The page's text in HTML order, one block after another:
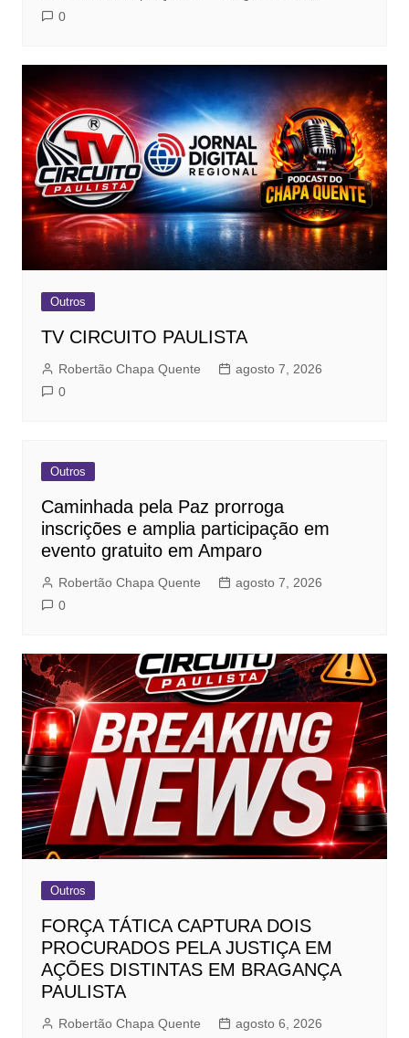
0
Outros
TV CIRCUITO PAULISTA
Robertão Chapa Quente
agosto 7, 2026
0
Outros
Caminhada pela Paz prorroga
inscrições e amplia participação em
evento gratuito em Amparo
Robertão Chapa Quente
agosto 7, 2026
0
Outros
FORÇA TÁTICA CAPTURA DOIS
PROCURADOS PELA JUSTIÇA EM
AÇÕES DISTINTAS EM BRAGANÇA
PAULISTA
Robertão Chapa Quente agosto 6, 2026